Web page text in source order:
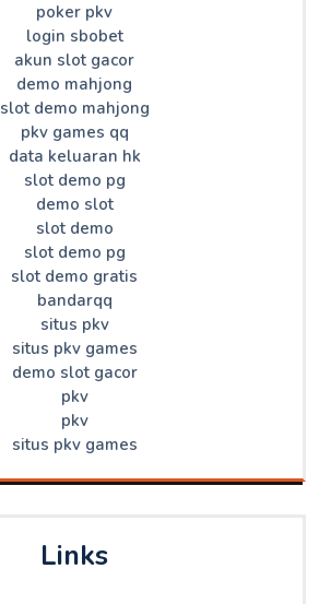
poker pkv
login sbobet
akun slot gacor
demo mahjong
slot demo mahjong
pkv games qq
data keluaran hk
slot demo pg
demo slot
slot demo
slot demo pg
slot demo gratis
bandarqq
situs pkv
situs pkv games
demo slot gacor
pkv
pkv
situs pkv games
Links